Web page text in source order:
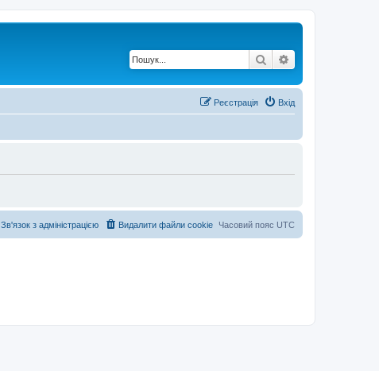
Пошук
Вхід
Реєстрація
Часовий пояс UTC
Видалити файли cookie
Зв'язок з адміністрацією